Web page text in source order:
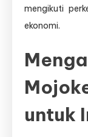
mengikuti
ekonomi.
untuk